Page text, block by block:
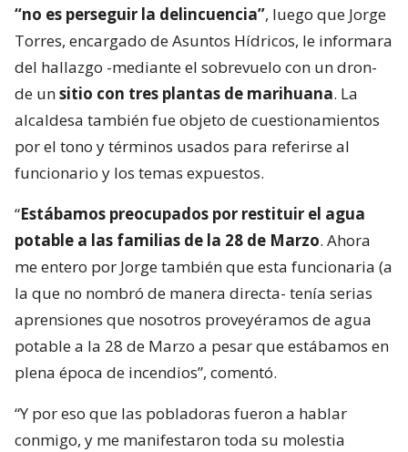
“no es perseguir la delincuencia”, luego que Jorge
Torres, encargado de Asuntos Hídricos, le informara
del hallazgo -mediante el sobrevuelo con un dron-
de unsitio con tres plantas de marihuana. La
alcaldesa también fue objeto de cuestionamientos
por el tono y términos usados para referirse al
funcionario y los temas expuestos.
“Estábamos preocupados por restituir el agua
potable a las familias de la 28 de Marzo. Ahora
me entero por Jorge también que esta funcionaria (a
la que no nombró de manera directa- tenía serias
aprensiones que nosotros proveyéramos de agua
potable a la 28 de Marzo a pesar que estábamos en
plena época de incendios”, comentó.
“Y por eso que las pobladoras fueron a hablar
conmigo, y me manifestaron toda su molestia